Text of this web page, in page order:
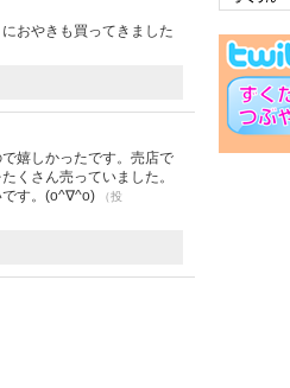
おやきも買ってきました
嬉しかったです。売店で
くさん売っていました。
です。(o^∇^o)
（投